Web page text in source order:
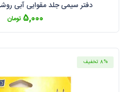
دفتر سیمی جلد مقوایی آبی روشن 100 برگ کلیپس
5,000تومان
8% تخفیف